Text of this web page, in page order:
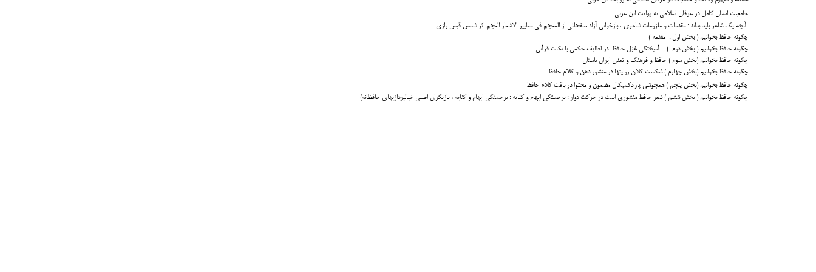
جامعیت انسان کامل در عرفان اسلامی به روایت ابن عربی
آنچه یک شاعر باید بداند : مقدمات و ملزومات شاعری ، بازخوانی آزاد صفحاتی از المعجم فی معاییر الاشعار العجم اثر شمس قیس رازی
چگونه حافظ بخوانیم ( بخش اول : مقدمه )
چگونه حافظ بخوانیم ( بخش دوم ) آمیختگی غزل حافظ در لطایف حکمی با نکات قرآنی
چگونه حافظ بخوانیم (بخش سوم ) حافظ و فرهنگ و تمدن ایران باستان
چگونه حافظ بخوانیم (بخش چهارم ) شکست کلان روایتها در منشور ذهن و کلام حافظ
چگونه حافظ بخوانیم (بخش پنجم ) همجوشی پارادکسیکال مضمون و محتوا در بافت کلام حافظ
چگونه حافظ بخوانیم ( بخش ششم ) شعر حافظ منشوری است در حرکت دوار : برجستگی ایهام و کنایه : برجستگی ایهام و کنایه ، بازیگران اصلی خیالپردازیهای حافظانه)